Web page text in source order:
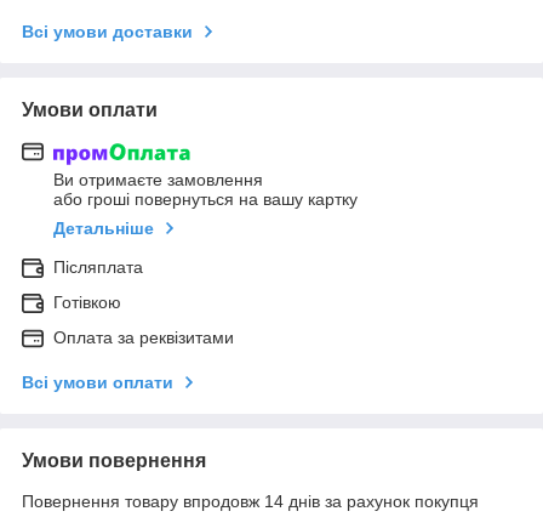
Всі умови доставки
Умови оплати
Ви отримаєте замовлення
або гроші повернуться на вашу картку
Детальніше
Післяплата
Готівкою
Оплата за реквізитами
Всі умови оплати
Умови повернення
Повернення товару впродовж 14 днів за рахунок покупця